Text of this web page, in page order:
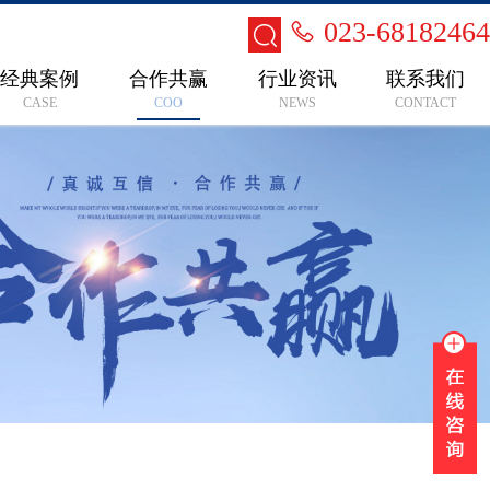
023-68182464
经典案例
CASE
合作共赢
COO
行业资讯
NEWS
联系我们
CONTACT